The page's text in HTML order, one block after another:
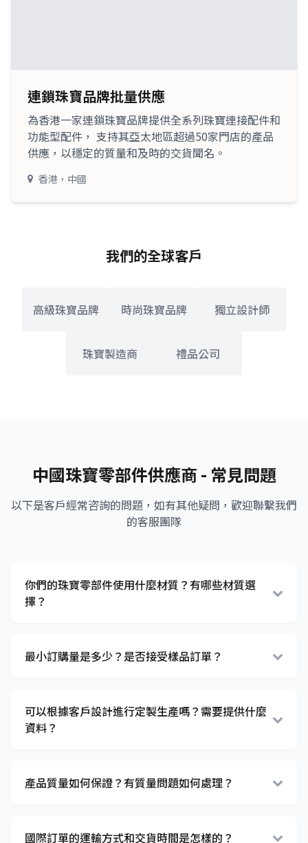
連鎖珠寶品牌批量供應
為香港一家連鎖珠寶品牌提供全系列珠寶連接配件和
功能型配件， 支持其亞太地區超過50家門店的產品
供應，以穩定的質量和及時的交貨聞名。
香港，中國
我們的全球客戶
高級珠寶品牌 時尚珠寶品牌 獨立設計師
珠寶製造商 禮品公司
中國珠寶零部件供應商 - 常見問題
以下是客戶經常咨詢的問題，如有其他疑問，歡迎聯繫我們
的客服團隊
你們的珠寶零部件使用什麼材質？有哪些材質選
擇？
最小訂購量是多少？是否接受樣品訂單？
可以根據客戶設計進行定製生產嗎？需要提供什麼
資料？
產品質量如何保證？有質量問題如何處理？
國際訂單的運輸方式和交貨時間是怎樣的？